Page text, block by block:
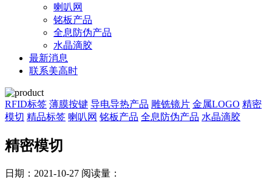
喇叭网
铭板产品
全息防伪产品
水晶滴胶
最新消息
联系美高时
RFID标签 薄膜按键 导电导热产品 雕铣镜片 金属LOGO 精密
模切 精品标签 喇叭网 铭板产品 全息防伪产品 水晶滴胶
精密模切
日期：2021-10-27 阅读量：